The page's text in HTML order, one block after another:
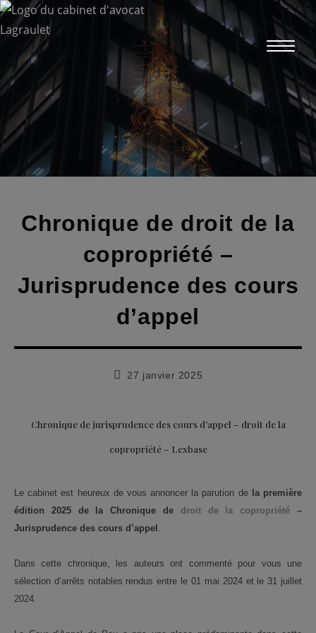
Skip
to
content
Chronique de droit de la
copropriété –
Jurisprudence des cours
d’appel
Publication
27 janvier 2025
Chronique de jurisprudence des cours d’appel – droit de la
copropriété – Lexbase
Le cabinet est heureux de vous annoncer la parution dela première
édition 2025 de la Chronique de droit de la copropriété –
Jurisprudence des cours d’appel .
Dans cette chronique, les auteurs ont commenté pour vous une
sélection d’arrêts notables rendus entre le 01 mai 2024 et le 31 juillet
2024.